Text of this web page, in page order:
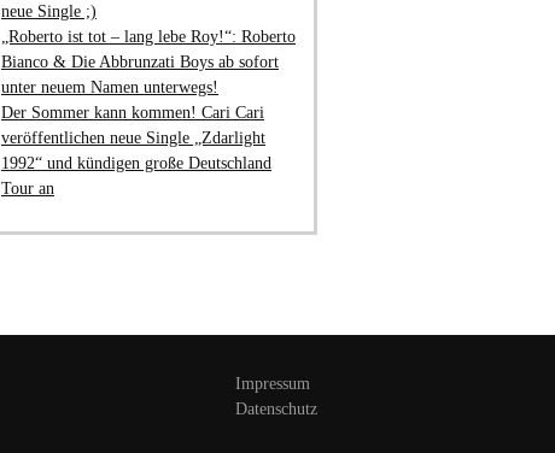
neue Single ;)
„Roberto ist tot – lang lebe Roy!“: Roberto
Bianco & Die Abbrunzati Boys ab sofort
unter neuem Namen unterwegs!
Der Sommer kann kommen! Cari Cari
veröffentlichen neue Single „Zdarlight
1992“ und kündigen große Deutschland
Tour an
Impressum
Datenschutz